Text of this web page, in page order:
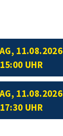
11.08.2026
UHR
11.08.2026
UHR